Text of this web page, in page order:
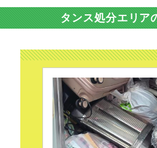
タンス処分エリア